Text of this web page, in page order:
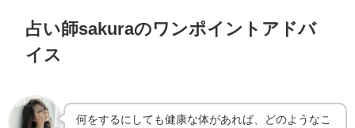
占い師sakuraのワンポイントアドバ
イス
何をするにしても健康な体があれば、どのようなこ